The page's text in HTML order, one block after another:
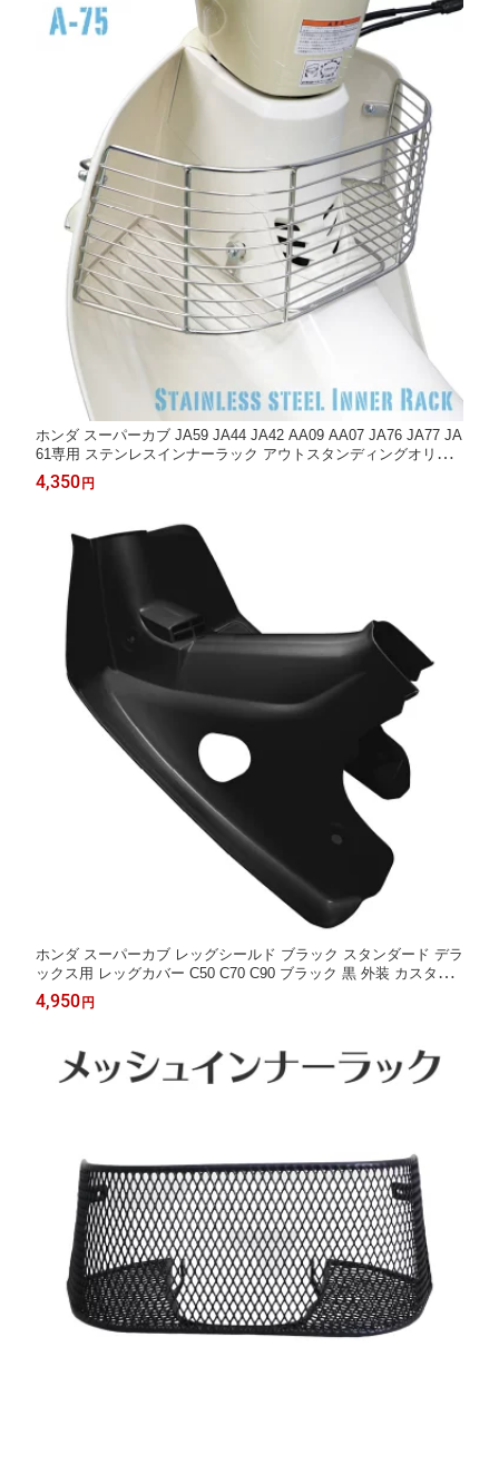
ホンダ スーパーカブ JA59 JA44 JA42 AA09 AA07 JA76 JA77 JA
61専用 ステンレスインナーラック アウトスタンディングオリジ
ナル ミニバスケット カゴ インナーバスケット カスタムパーツ 外
装 A-75
4,350 円
ホンダ スーパーカブ レッグシールド ブラック スタンダード デラ
ックス用 レッグカバー C50 C70 C90 ブラック 黒 外装 カスタム
パーツ
4,950 円